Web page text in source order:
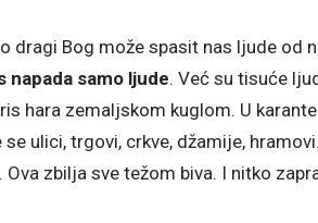
dragi Bog može spasit nas ljude od
napada samo ljude. Već su tisuće
hara zemaljskom kuglom. U
se ulici, trgovi, crkve, džamije,
zbilja sve težom biva. I nitko